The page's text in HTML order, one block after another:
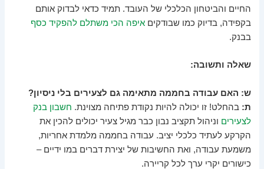
החיים והביטחון הכלכלי של העובד. תמיד כדאי לבדוק אותם
בקפידה, בדיוק כמו שבודקיםאיפה הכי משתלם להפקיד כסף
בבנק.
שאלה ותשובה:
ש: האם עבודה בחממה מתאימה גם לצעירים בלי ניסיון?
ת: בהחלט! זו יכולה להיות נקודת פתיחה מצוינת. חשבון בנק
לצעירים וניהול תקציב נבון כבר מגיל צעיר יכולים להכין את
הקרקע לעתיד כלכלי יציב. עבודה בחממה מלמדת אחריות,
משמעת עבודה, ואת החשיבות של יצירת דברים במו ידיים –
כישורים יקרי ערך לכל קריירה.